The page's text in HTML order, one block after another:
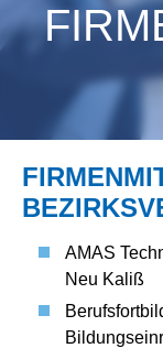
AMAS
Neu Kaliß